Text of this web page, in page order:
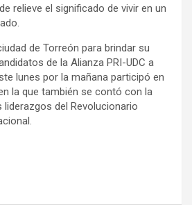
relieve el significado de vivir en un
de Torreón para brindar su
de la Alianza PRI-UDC a
lunes por la mañana participó en
la que también se contó con la
del Revolucionario